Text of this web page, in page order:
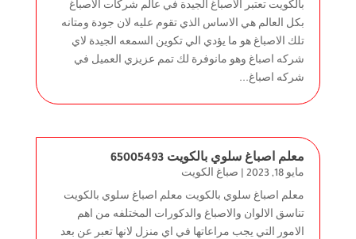
بالكويت تعتبر الاصباغ الجيدة في عالم شركات الاصباغ
بكل العالم هي الاساس الذي تقوم عليه لان جودة ومتانه
تلك الاصباغ هو ما يؤدي الي تكوين السمعه الجيدة لاي
شركه اصباغ وهو مانوفرة لك تمم عزيزي العميل في
شركه اصباغ...
معلم اصباغ سلوي بالكويت 65005493
مايو 18, 2023 | صباغ الكويت
معلم اصباغ سلوي بالكويت معلم اصباغ سلوي بالكويت
تناسق الالوان والاصباغ والدكورات المختلفه من اهم
الامور التي يجب مراعاتها في اي منزل لانها تعبر عن بعد